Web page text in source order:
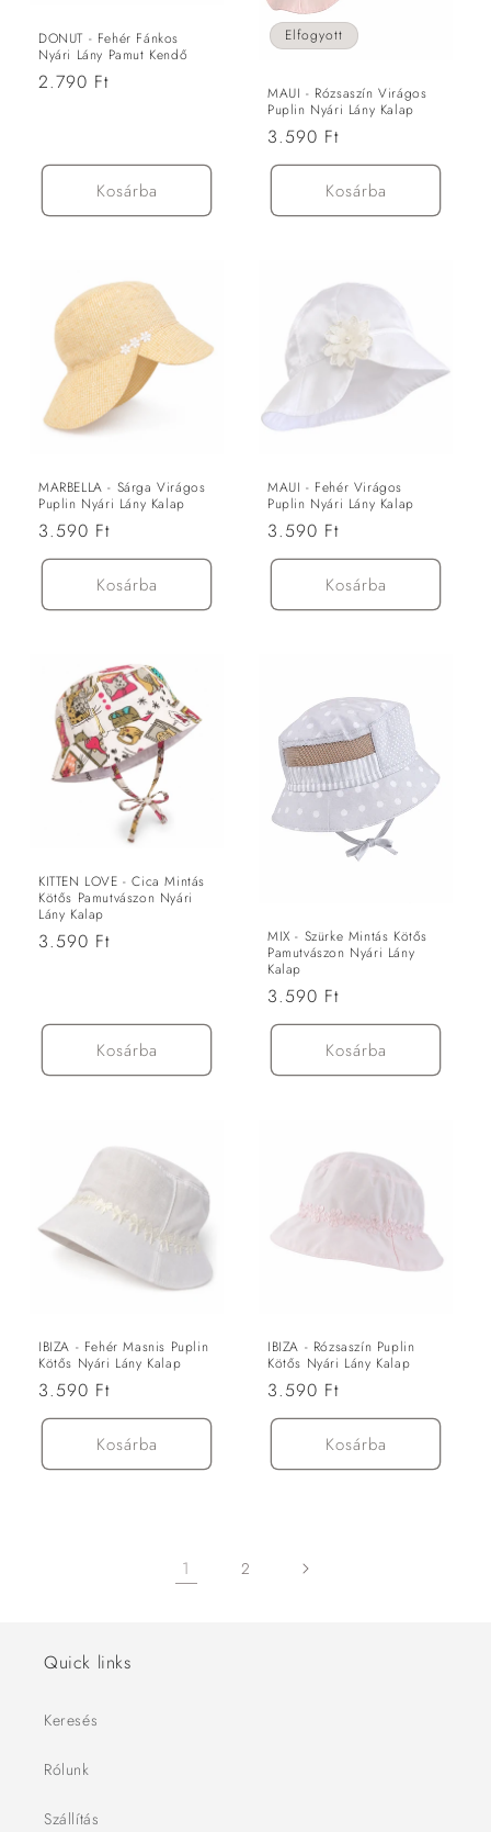
DONUT - Fehér Fánkos
Nyári Lány Pamut Kendő
Normál
2.790 Ft
Kosárba
Elfogyott
MAUI - Rózsaszín Virágos
Puplin Nyári Lány Kalap
Normál
ár
3.590 Ft
Kosárba
MARBELLA - Sárga Virágos
Puplin Nyári Lány Kalap
Normál
ár
3.590 Ft
Kosárba
MAUI - Fehér Virágos
Puplin Nyári Lány Kalap
Normál
ár
3.590 Ft
Kosárba
KITTEN LOVE - Cica Mintás
Kötős Pamutvászon Nyári
Lány Kalap
Normál
3.590 Ft
Kosárba
MIX - Szürke Mintás Kötős
Pamutvászon Nyári Lány
Kalap
Normál
ár
3.590 Ft
Kosárba
IBIZA - Fehér Masnis Puplin
Kötős Nyári Lány Kalap
Normál
ár
3.590 Ft
Kosárba
IBIZA - Rózsaszín Puplin
Kötős Nyári Lány Kalap
Normál
ár
3.590 Ft
Kosárba
1 2
Quick links
Keresés
Rólunk
Szállítás